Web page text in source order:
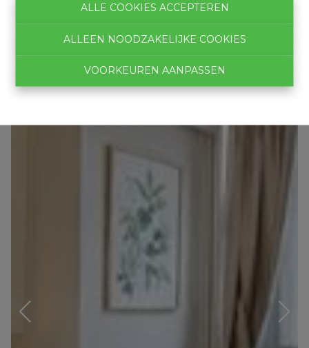
ALLE COOKIES ACCEPTEREN
ALLEEN NOODZAKELIJKE COOKIES
VOORKEUREN AANPASSEN